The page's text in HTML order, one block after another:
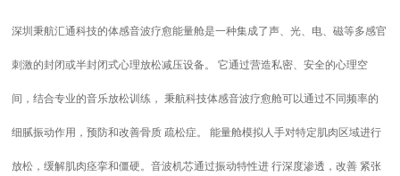
深圳秉航汇通科技的体感音波疗愈能量舱是一种集成了声、光、电、磁等多感官
刺激的封闭或半封闭式心理放松减压设备。 它通过营造私密、安全的心理空
间，结合专业的音乐放松训练， 秉航科技体感音波疗愈舱可以通过不同频率的
细腻振动作用，预防和改善骨质 疏松症。 能量舱模拟人手对特定肌肉区域进行
放松，缓解肌肉痉挛和僵硬。音波机芯通过振动特性进 行深度渗透，改善 紧张